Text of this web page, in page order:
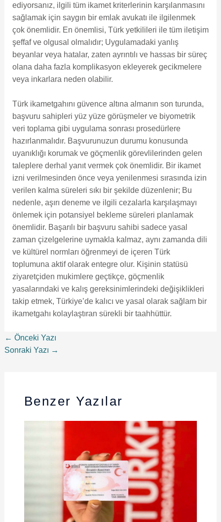
ediyorsanız, ilgili tüm ikamet kriterlerinin karşılanmasını
sağlamak için saygın bir emlak avukatı ile ilgilenmek
çok önemlidir. En önemlisi, Türk yetkilileri ile tüm iletişim
şeffaf ve olgusal olmalıdır; Uygulamadaki yanlış
beyanlar veya hatalar, zaten ayrıntılı ve hassas bir süreç
olana daha fazla komplikasyon ekleyerek gecikmelere
veya inkarlara neden olabilir.
Türk ikametgahını güvence altına almanın son turunda,
başvuru sahipleri yüz yüze görüşmeler ve biyometrik
veri toplama gibi uygulama sonrası prosedürlere
hazırlanmalıdır. Başvurunuzun durumu konusunda
uyanıklığı korumak ve göçmenlik görevlilerinden gelen
taleplere derhal yanıt vermek çok önemlidir. Bir ikamet
izni verilmesinden önce veya yenilenmesi sırasında izin
verilen kalma süreleri sıkı bir şekilde düzenlenir; Bu
nedenle, aşırı deneme ve ilgili cezalarla karşılaşmayı
önlemek için potansiyel bekleme süreleri planlamak
önemlidir. Başarılı bir başvuru sahibi sadece yasal
zaman çizelgelerine uymakla kalmaz, aynı zamanda dili
ve kültürel normları öğrenmeyi de içeren Türk
toplumuna aktif olarak entegre olur. Kişinin statüsü
ziyaretçiden mukimlere geçtikçe, göçmenlik
yasalarındaki ve kalış gereksinimlerindeki değişiklikleri
takip etmek, Türkiye’de kalıcı ve yasal olarak sağlam bir
ikametgahı kolaylaştıran sürekli bir taahhüttür.
← Önceki Yazı
Sonraki Yazı →
Benzer Yazılar